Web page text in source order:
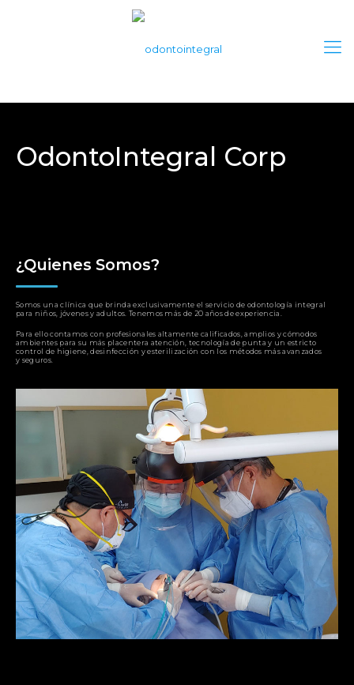
OdontoIntegral Corp
¿Quienes Somos?
Somos una clínica que brinda exclusivamente el servicio de odontología integral
para niños, jóvenes y adultos. Tenemos más de 20 años de experiencia.
Para ello contamos con profesionales altamente calificados, amplios y cómodos
ambientes para su más placentera atención, tecnología de punta y un estricto
control de higiene, desinfección y esterilización con los métodos más avanzados
y seguros.